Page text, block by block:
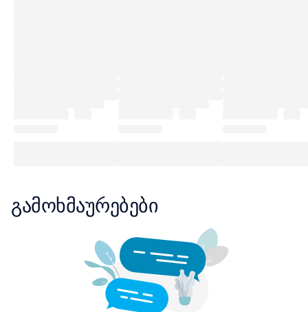
გამოხმაურებები